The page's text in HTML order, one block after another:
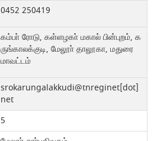
0452 250419
கம்பா் ரோடு, கள்ளழகா் மகால் பின்புறம், க
ருங்காலக்குடி, மேலூா் தாலூகா, மதுரை
மாவட்டம்
srokarungalakkudi@tnreginet[dot]
net
5